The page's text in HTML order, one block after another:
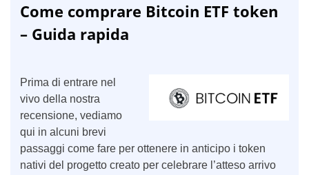
Come comprare Bitcoin ETF token
– Guida rapida
Prima di entrare nel
vivo della nostra
recensione, vediamo
qui in alcuni brevi
passaggi come fare per ottenere in anticipo i token
nativi del progetto creato per celebrare l’atteso arrivo